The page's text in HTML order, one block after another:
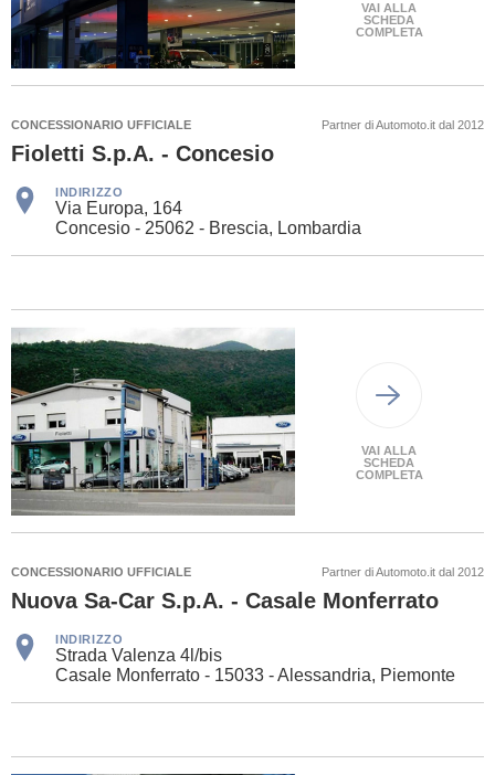
VAI ALLA
SCHEDA
COMPLETA
CONCESSIONARIO UFFICIALE Partner di Automoto.it dal 2012
Fioletti S.p.A. - Concesio
INDIRIZZO
Via Europa, 164
Concesio - 25062 - Brescia, Lombardia
VAI ALLA
SCHEDA
COMPLETA
CONCESSIONARIO UFFICIALE Partner di Automoto.it dal 2012
Nuova Sa-Car S.p.A. - Casale Monferrato
INDIRIZZO
Strada Valenza 4l/bis
Casale Monferrato - 15033 - Alessandria, Piemonte